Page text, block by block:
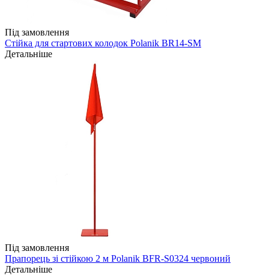
Під замовлення
Стійка для стартових колодок Polanik BR14-SM
Детальніше
Під замовлення
Прапорець зі стійкою 2 м Polanik BFR-S0324 червоний
Детальніше